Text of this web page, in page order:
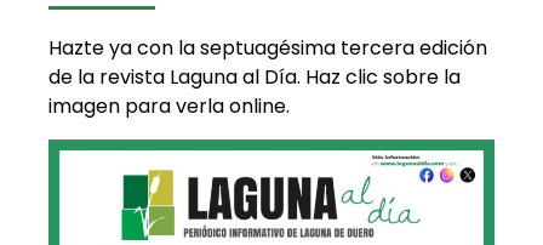
Hazte ya con la septuagésima tercera edición
de la revista Laguna al Día. Haz clic sobre la
imagen para verla online.